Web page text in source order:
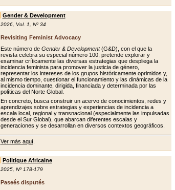
Gender & Development
2026, Vol. 1 Nº 34
Revisiting Feminist Advocacy
Este número de Gender & Development(G&D), con el que la
revista celebra su especial número 100, pretende explorar y
examinar críticamente las diversas estrategias que despliega la
incidencia feminista para promover la justicia de género,
representar los intereses de los grupos históricamente oprimidos y,
al mismo tiempo, cuestionar el funcionamiento y las dinámicas de la
incidencia dominante, dirigida, financiada y determinada por las
políticas del Norte Global.
En concreto, busca construir un acervo de conocimientos, redes y
aprendizajes sobre estrategias y experiencias de incidencia a
escala local, regional y transnacional (especialmente las impulsadas
desde el Sur Global), que abarcan diferentes escalas y
generaciones y se desarrollan en diversos contextos geográficos.
Ver más aquí.
Politique Africaine
2025, Nº 178-179
Paseés disputés